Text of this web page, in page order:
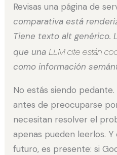
Revisas una página de
comparativa está
Tiene texto alt genérico.
que unaLLM cite están
como información
No estás siendo
antes de preocuparse
necesitan resolver el
apenas pueden leerlos.
futuro, es presente: si